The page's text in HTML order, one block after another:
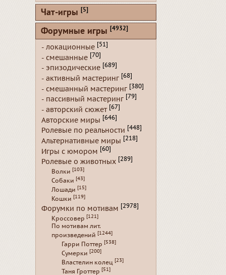
Чат-игры [5]
Форумные игры [4932]
- локационные [51]
- смешанные [70]
- эпизодические [689]
- активный мастеринг [68]
- смешанный мастеринг [380]
- пассивный мастеринг [79]
- авторский сюжет [67]
Авторские миры [646]
Ролевые по реальности [448]
Альтернативные миры [218]
Игры с юмором [60]
Ролевые о животных [289]
Волки [103]
Собаки [43]
Лошади [15]
Кошки [119]
Форумки по мотивам [2978]
Кроссовер [121]
По мотивам лит.
произведений [1244]
Гарри Поттер [538]
Сумерки [200]
Властелин колец [23]
Таня Гроттер [51]